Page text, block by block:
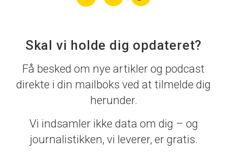
Skal vi holde dig opdateret?
Få besked om nye artikler og podcast
direkte i din mailboks ved at tilmelde dig
herunder.
Vi indsamler ikke data om dig – og
journalistikken, vi leverer, er gratis.